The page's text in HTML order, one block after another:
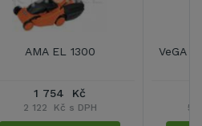
VeGA 4618 SXH
8 091 Kč
9 790 Kč s DPH